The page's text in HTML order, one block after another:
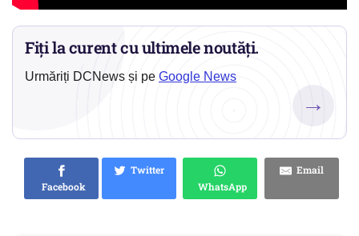
Fiți la curent cu ultimele noutăți.
Urmăriți DCNews și pe Google News
→
Facebook
Twitter
WhatsApp
Email